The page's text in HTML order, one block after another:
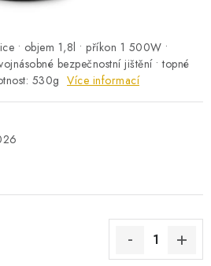
• objem 1,8l • příkon 1 500W •
bezpečnostní jištění • topné
530g Více informací